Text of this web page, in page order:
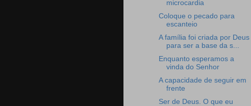
microcardia
Coloque o pecado para
escanteio
A família foi criada por Deus
para ser a base da s...
Enquanto esperamos a
vinda do Senhor
A capacidade de seguir em
frente
Ser de Deus. O que eu